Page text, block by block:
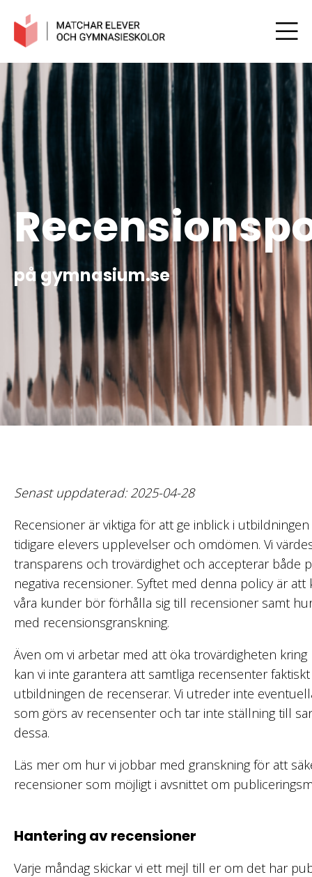
på gymnasium.se
Senast uppdaterad: 2025-04-28
Recensioner är viktiga för att ge inblick i
tidigare elevers upplevelser och omdömen. Vi
transparens och trovärdighet och accepterar både
negativa recensioner. Syftet med denna policy är
våra kunder bör förhålla sig till recensioner samt
med recensionsgranskning.
Även om vi arbetar med att öka trovärdigheten
kan vi inte garantera att samtliga recensenter
utbildningen de recenserar. Vi utreder inte
som görs av recensenter och tar inte ställning till
dessa.
Läs mer om hur vi jobbar med granskning för att
recensioner som möjligt i avsnittet om
Hantering av recensioner
Varje måndag skickar vi ett mejl till er om det har